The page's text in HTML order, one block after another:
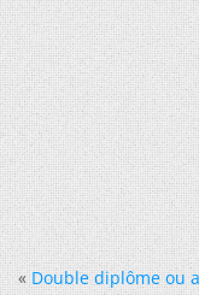
« Double diplôme ou